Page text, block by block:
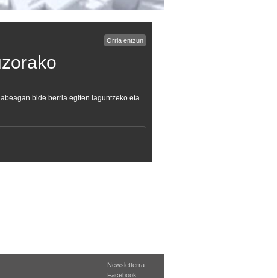
Orria entzun
bide berria egiten laguntzeko eta
Newsletterra
Facebook